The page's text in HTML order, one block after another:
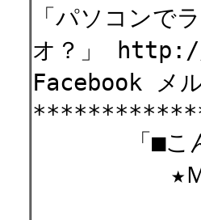
「パソコンで
オ？」
Facebook
「■こんな
★ＭＡｄ